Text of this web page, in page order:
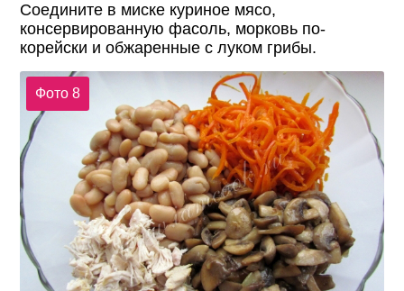
Соедините в миске куриное мясо,
консервированную фасоль, морковь по-
корейски и обжаренные с луком грибы.
Фото 8